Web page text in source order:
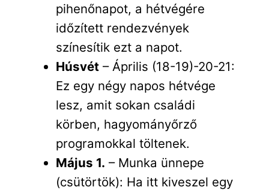
pihenőnapot, a hétvégére
időzített rendezvények
színesítik ezt a napot.
Húsvét– Április (18-19)-20-21:
Ez egy négy napos hétvége
lesz, amit sokan családi
körben, hagyományőrző
programokkal töltenek.
Május 1. – Munka ünnepe
(csütörtök): Ha itt kiveszel egy